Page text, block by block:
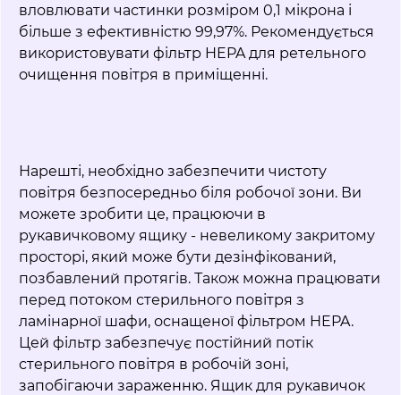
вловлювати частинки розміром 0,1 мікрона і
більше з ефективністю 99,97%. Рекомендується
використовувати фільтр HEPA для ретельного
очищення повітря в приміщенні.
Нарешті, необхідно забезпечити чистоту
повітря безпосередньо біля робочої зони. Ви
можете зробити це, працюючи в
рукавичковому ящику - невеликому закритому
просторі, який може бути дезінфікований,
позбавлений протягів. Також можна працювати
перед потоком стерильного повітря з
ламінарної шафи, оснащеної фільтром HEPA.
Цей фільтр забезпечує постійний потік
стерильного повітря в робочій зоні,
запобігаючи зараженню. Ящик для рукавичок